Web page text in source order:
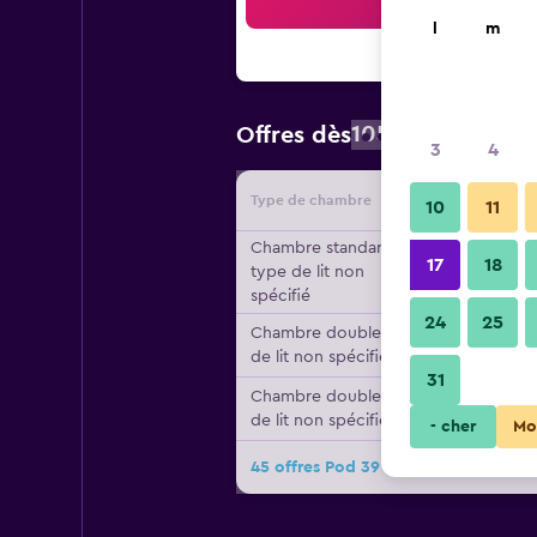
Offres dès105 €
Type de chambre
Chambre standard,
type de lit non
spécifié
Chambre double, type
de lit non spécifié
Chambre double, type
de lit non spécifié
45 offres Pod 39 de plus
m
3 4
10 11
17 18
24 25
31
- cher